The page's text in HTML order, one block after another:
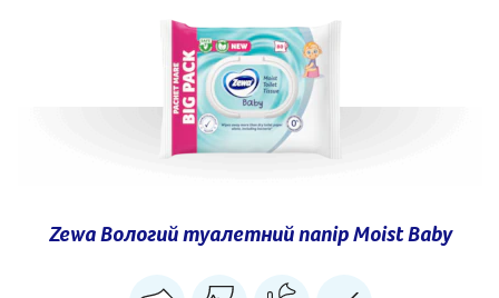
Zewa Вологий туалетний папір Moist Baby